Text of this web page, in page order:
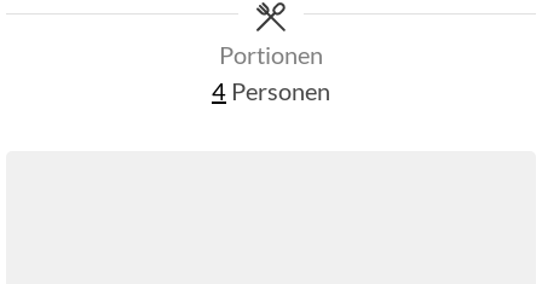
Portionen
4 Personen